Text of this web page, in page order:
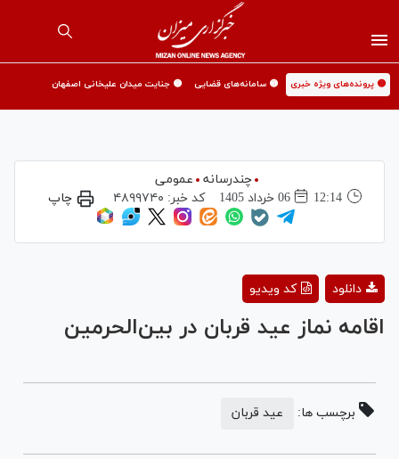
🟡 پرونده‌های ویژه خبری 🟡 سامانه‌های قضایی 🟡 جنایت میدان علیخانی اصفهان
چندرسانه
عمومی
12:14
06 خرداد 1405 کد خبر: ۴۸۹۹۷۴۰ چاپ
Video
کد ویدیو دانلود
اقامه نماز عید قربان در بین‌الحرمین
برچسب ها: عید قربان